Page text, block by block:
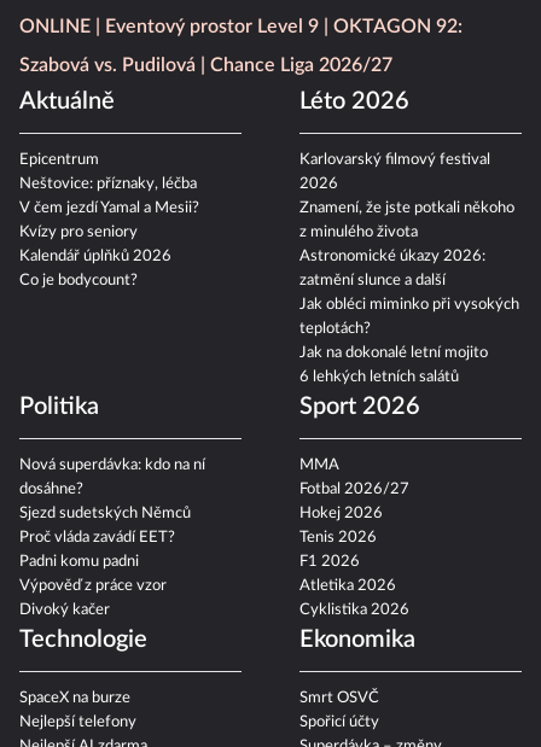
ONLINE
Eventový prostor Level 9
OKTAGON 92:
Szabová vs. Pudilová
Chance Liga 2026/27
Aktuálně
Epicentrum
Neštovice: příznaky, léčba
V čem jezdí Yamal a Mesii?
Kvízy pro seniory
Kalendář úplňků 2026
Co je bodycount?
Léto 2026
Karlovarský filmový festival
2026
Znamení, že jste potkali někoho
z minulého života
Astronomické úkazy 2026:
zatmění slunce a další
Jak obléci miminko při vysokých
teplotách?
Jak na dokonalé letní mojito
6 lehkých letních salátů
Politika
Nová superdávka: kdo na ní
dosáhne?
Sjezd sudetských Němců
Proč vláda zavádí EET?
Padni komu padni
Výpověď z práce vzor
Divoký kačer
Sport 2026
MMA
Fotbal 2026/27
Hokej 2026
Tenis 2026
F1 2026
Atletika 2026
Cyklistika 2026
Technologie
SpaceX na burze
Nejlepší telefony
Ekonomika
Smrt OSVČ
Spořicí účty